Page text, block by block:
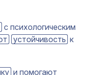
с психологическим
устойчивость к
и помогают